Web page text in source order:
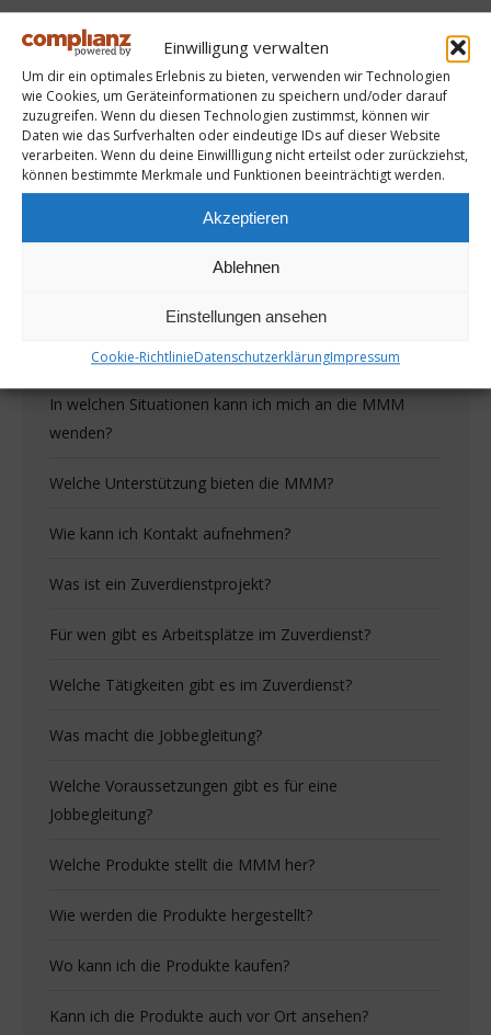
Einwilligung verwalten
Um dir ein optimales Erlebnis zu bieten, verwenden wir Technologien
wie Cookies, um Geräteinformationen zu speichern und/oder darauf
zuzugreifen. Wenn du diesen Technologien zustimmst, können wir
Daten wie das Surfverhalten oder eindeutige IDs auf dieser Website
verarbeiten. Wenn du deine Einwillligung nicht erteilst oder zurückziehst,
können bestimmte Merkmale und Funktionen beeinträchtigt werden.
Akzeptieren
Ablehnen
Einstellungen ansehen
Cookie-RichtlinieDatenschutzerklärungImpressum
Für wen sind die Angebote der MMM?
In welchen Situationen kann ich mich an die MMM
wenden?
Welche Unterstützung bieten die MMM?
Wie kann ich Kontakt aufnehmen?
Was ist ein Zuverdienstprojekt?
Für wen gibt es Arbeitsplätze im Zuverdienst?
Welche Tätigkeiten gibt es im Zuverdienst?
Was macht die Jobbegleitung?
Welche Voraussetzungen gibt es für eine
Jobbegleitung?
Welche Produkte stellt die MMM her?
Wie werden die Produkte hergestellt?
Wo kann ich die Produkte kaufen?
Kann ich die Produkte auch vor Ort ansehen?